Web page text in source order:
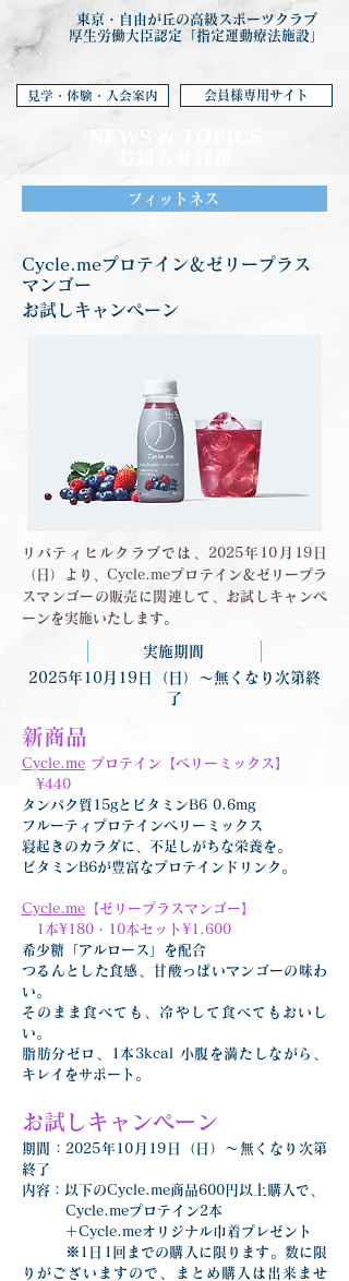
東京・自由が丘の高級スポーツクラブ
厚生労働大臣認定「指定運動療法施設」
見学・体験・入会案内 会員様専用サイト
フィットネス
Cycle.meプロテイン＆ゼリープラス
マンゴー
お試しキャンペーン
リバティヒルクラブでは、2025年10月19日
（日）より、Cycle.meプロテイン＆ゼリープラ
スマンゴーの販売に関連して、お試しキャンペ
ーンを実施いたします。
実施期間
2025年10月19日（日）〜無くなり次第終
了
新商品
Cycle.me プロテイン【ベリーミックス】
¥440
タンパク質15gとビタミンB6 0.6mg
フルーティプロテインベリーミックス
寝起きのカラダに、不足しがちな栄養を。
ビタミンB6が豊富なプロテインドリンク。
Cycle.me 【ゼリープラスマンゴー】
1本¥180・10本セット¥1,600
希少糖「アルロース」を配合
つるんとした食感、甘酸っぱいマンゴーの味わ
い。
そのまま食べても、冷やして食べてもおいし
い。
脂肪分ゼロ、1本3kcal 小腹を満たしながら、
キレイをサポート。
お試しキャンペーン
期間：2025年10月19日（日）～無くなり次第
終了
内容：以下のCycle.me商品600円以上購入で、
	Cycle.meプロテイン2本
＋Cycle.meオリジナル巾着プレゼント
りがございますので、まとめ購入は出来ませ